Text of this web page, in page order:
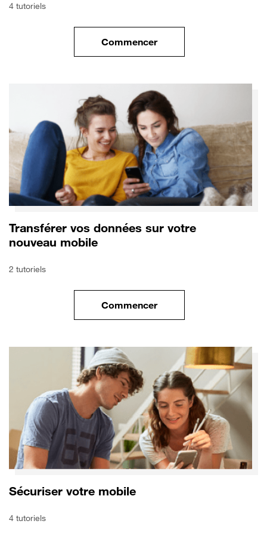
4 tutoriels
Commencerle tuto pour Commencer avec
Transférer vos données sur votre
nouveau mobile
2 tutoriels
Commencerle tuto pour Transférer vos
Sécuriser votre mobile
4 tutoriels